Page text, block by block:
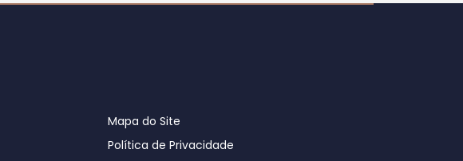
Mapa do Site
Política de Privacidade